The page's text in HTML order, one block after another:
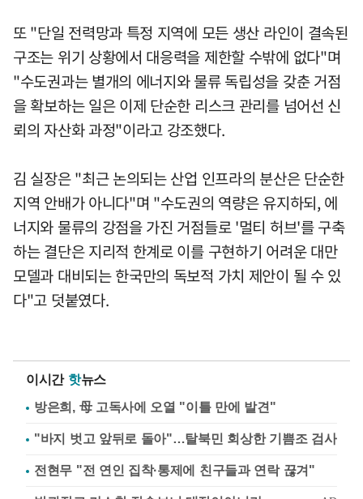
또 "단일 전력망과 특정 지역에 모든 생산 라인이 결속된
구조는 위기 상황에서 대응력을 제한할 수밖에 없다"며
"수도권과는 별개의 에너지와 물류 독립성을 갖춘 거점
을 확보하는 일은 이제 단순한 리스크 관리를 넘어선 신
뢰의 자산화 과정"이라고 강조했다.
김 실장은 "최근 논의되는 산업 인프라의 분산은 단순한
지역 안배가 아니다"며 "수도권의 역량은 유지하되, 에
너지와 물류의 강점을 가진 거점들로 '멀티 허브'를 구축
하는 결단은 지리적 한계로 이를 구현하기 어려운 대만
모델과 대비되는 한국만의 독보적 가치 제안이 될 수 있
다"고 덧붙였다.
이시간 핫뉴스
방은희, 母 고독사에 오열 "이틀 만에 발견"
"바지 벗고 앞뒤로 돌아"…탈북민 회상한 기쁨조 검사
전현무 "전 연인 집착·통제에 친구들과 연락 끊겨"